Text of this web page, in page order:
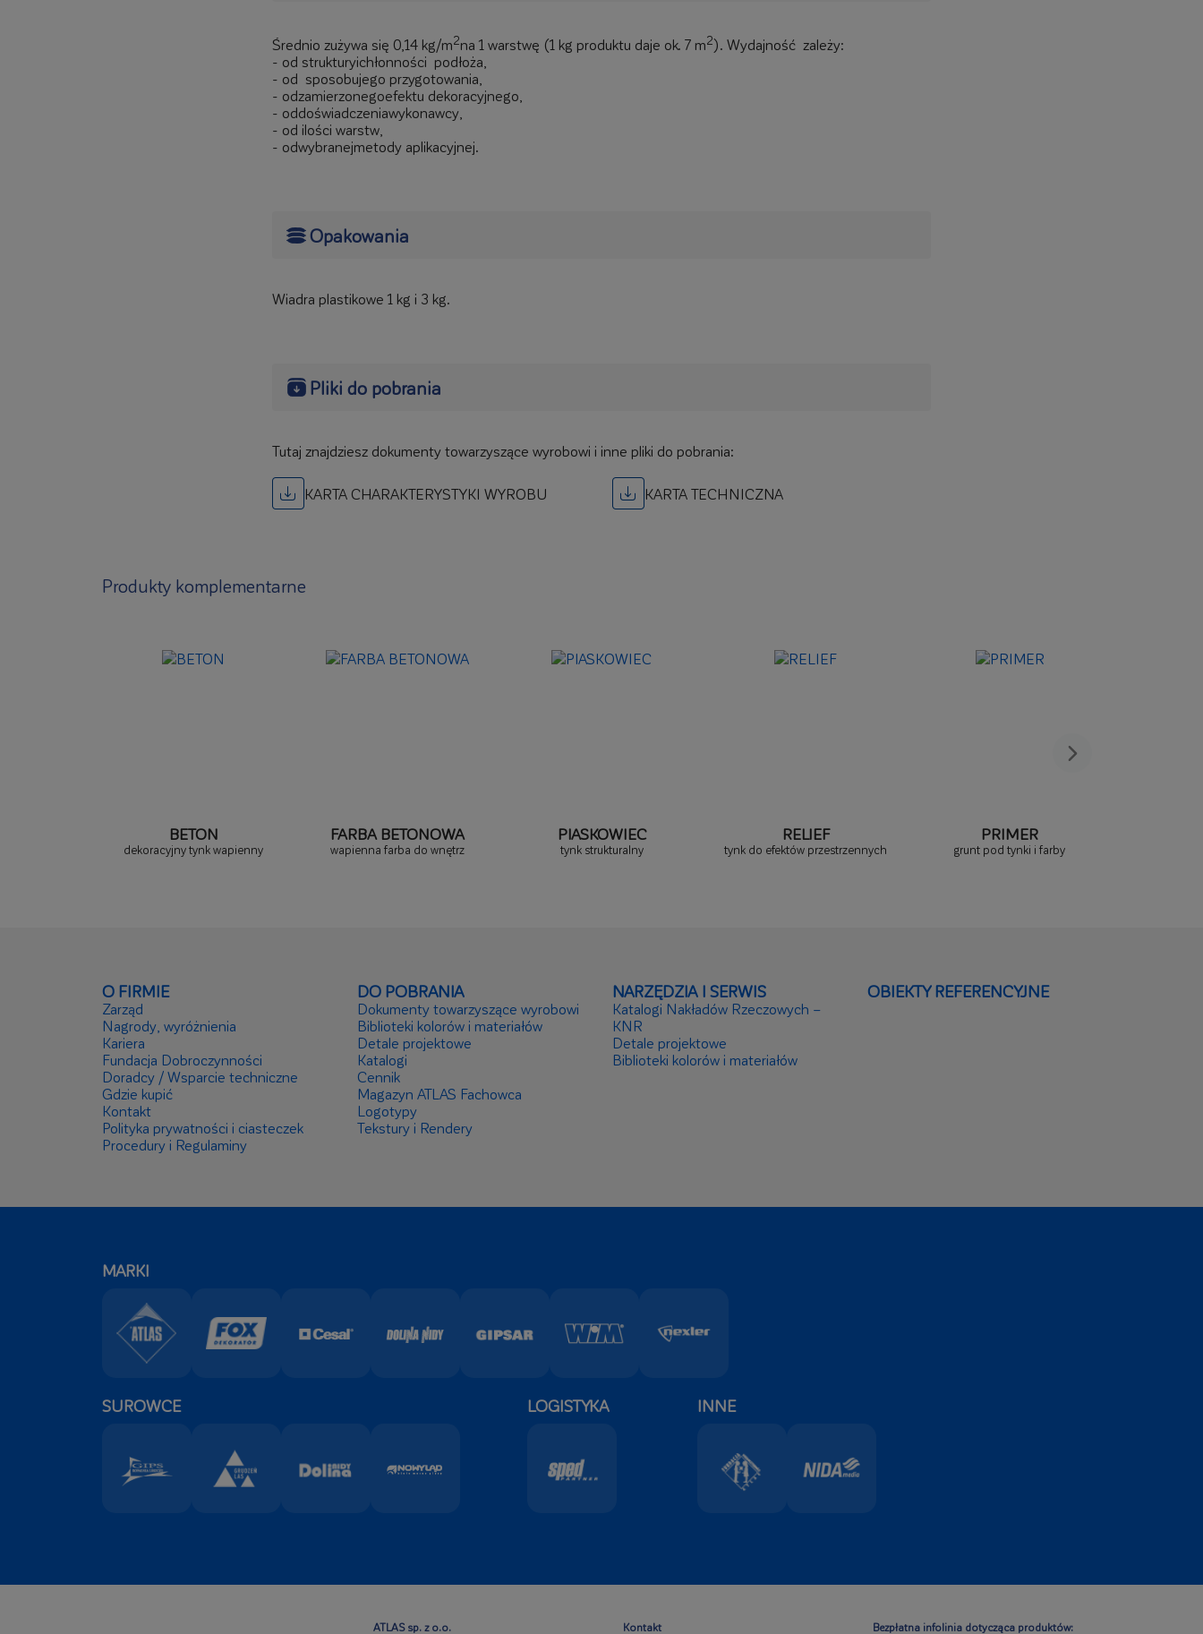
Średnio zużywa się 0,14 kg/m2na 1 warstwę (1 kg produktu daje ok. 7 m2). Wydajność zależy:
- od strukturyichłonności podłoża,
- od sposobujego przygotowania,
- odzamierzonegoefektu dekoracyjnego,
- oddoświadczeniawykonawcy,
- od ilości warstw,
- odwybranejmetody aplikacyjnej.
Opakowania
Wiadra plastikowe 1 kg i 3 kg.
Pliki do pobrania
Tutaj znajdziesz dokumenty towarzyszące wyrobowi i inne pliki do pobrania:
KARTA CHARAKTERYSTYKI WYROBU KARTA TECHNICZNA
Produkty komplementarne
BETON
dekoracyjny tynk wapienny
FARBA BETONOWA
wapienna farba do wnętrz
PIASKOWIEC
tynk strukturalny
RELIEF
tynk do efektów przestrzennych
PRIMER
grunt pod tynki i farby
O FIRMIE
Zarząd
Nagrody, wyróżnienia
Kariera
Fundacja Dobroczynności
Doradcy / Wsparcie techniczne
Gdzie kupić
Kontakt
Polityka prywatności i ciasteczek
Procedury i Regulaminy
DO POBRANIA
Dokumenty towarzyszące wyrobowi
Biblioteki kolorów i materiałów
Detale projektowe
Katalogi
Cennik
Magazyn ATLAS Fachowca
Logotypy
Tekstury i Rendery
NARZĘDZIA I SERWIS
Katalogi Nakładów Rzeczowych –
KNR
Detale projektowe
Biblioteki kolorów i materiałów
OBIEKTY REFERENCYJNE
MARKI
SUROWCE LOGISTYKA INNE
ATLAS sp. z o.o. Kontakt Bezpłatna infolinia dotycząca produktów: